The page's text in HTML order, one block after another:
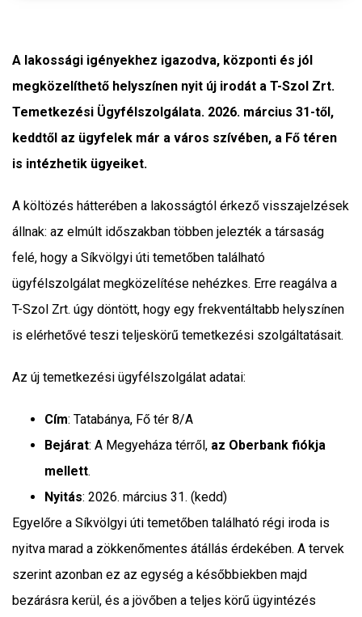
A lakossági igényekhez igazodva, központi és jól
megközelíthető helyszínen nyit új irodát a T-Szol Zrt.
Temetkezési Ügyfélszolgálata. 2026. március 31-től,
keddtől az ügyfelek már a város szívében, a Fő téren
is intézhetik ügyeiket.
A költözés hátterében a lakosságtól érkező visszajelzések
állnak: az elmúlt időszakban többen jelezték a társaság
felé, hogy a Síkvölgyi úti temetőben található
ügyfélszolgálat megközelítése nehézkes. Erre reagálva a
T-Szol Zrt. úgy döntött, hogy egy frekventáltabb helyszínen
is elérhetővé teszi teljeskörű temetkezési szolgáltatásait.
Az új temetkezési ügyfélszolgálat adatai:
Cím: Tatabánya, Fő tér 8/A
Bejárat: A Megyeháza térről, az Oberbank fiókja
mellett.
Nyitás: 2026. március 31. (kedd)
Egyelőre a Síkvölgyi úti temetőben található régi iroda is
nyitva marad a zökkenőmentes átállás érdekében. A tervek
szerint azonban ez az egység a későbbiekben majd
bezárásra kerül, és a jövőben a teljes körű ügyintézés